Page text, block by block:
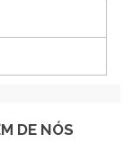
DE NÓS